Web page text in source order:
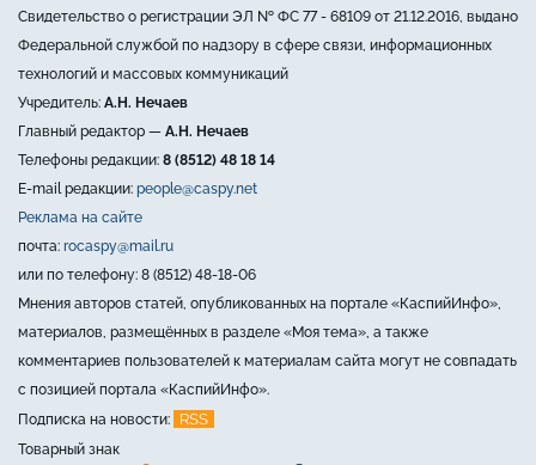
Свидетельство о регистрации ЭЛ № ФС 77 - 68109 от 21.12.2016, выдано
Федеральной службой по надзору в сфере связи, информационных
технологий и массовых коммуникаций
Учредитель: А.Н. Нечаев
Главный редактор — А.Н. Нечаев
Телефоны редакции: 8 (8512) 48 18 14
E-mail редакции: people@caspy.net
Реклама на сайте
почта: rocaspy@mail.ru
или по телефону: 8 (8512) 48-18-06
Мнения авторов статей, опубликованных на портале «КаспийИнфо»,
материалов, размещённых в разделе «Моя тема», а также
комментариев пользователей к материалам сайта могут не совпадать
с позицией портала «КаспийИнфо».
Подписка на новости:
RSS
Товарный знак